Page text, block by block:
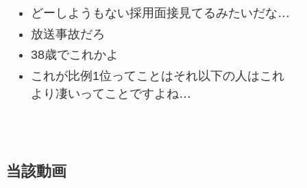
どーしようもない採用面接見てるみたいだな…
放送事故だろ
38歳でこれかよ
これが比例1位ってことはそれ以下の人はこれ
より凄いってことですよね…
当該動画